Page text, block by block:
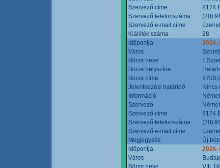
Szervező címe
8174
Szervező telefonszáma
(20)
Szervező e-mail címe
Kiállítók száma
28
Időpontja
2026.
Város
Börze neve
I.
Börze helyszíne
Börze címe
9700
Jelentkezési határidő
Nincs
Információ
Szervező
Szervező címe
8174
Szervező telefonszáma
(20)
Szervező e-mail címe
Megjegyzés
Új
Időpontja
2026.
Város
Börze neve
VIII.